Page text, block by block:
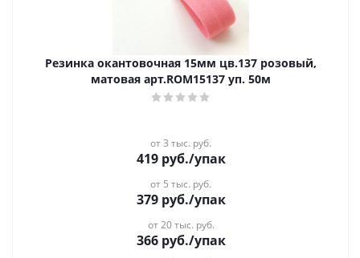
Резинка окантовочная 15мм цв.137 розовый,
матовая арт.ROM15137 уп. 50м
от 3 тыс. руб.
419руб./упак
от 5 тыс. руб.
379руб./упак
от 20 тыс. руб.
366руб./упак